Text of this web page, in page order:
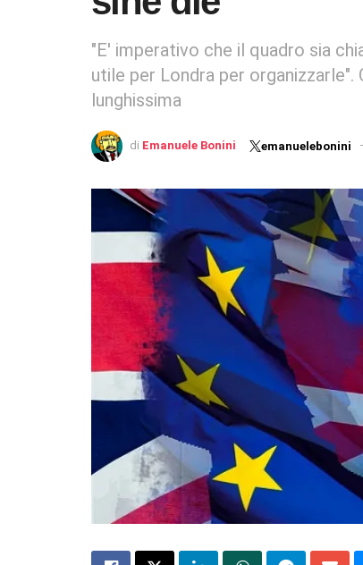
"E' imperativo che il quadro sia
utile per Londra per
lunghissima
di Emanuele Bonini emanuelebonini